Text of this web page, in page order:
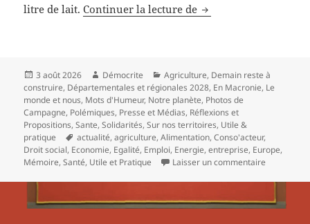
litre de lait.Continuer la lecture de Une année de perte
Publié
le
3 août 2026 Auteur
Démocrite Catégories
Agriculture, Demain reste à
construire, Départementales et régionales 2028, En Macronie, Le
monde et nous, Mots d'Humeur, Notre planète, Photos de
Campagne, Polémiques, Presse et Médias, Réflexions et
Propositions,Sante,Solidarités,Sur nos territoires, Utile &
pratique
Mots-
clés
actualité,agriculture,Alimentation,Conso'acteur,
Droit social, Economie, Egalité, Emploi, Energie,entreprise, Europe,
Mémoire,Santé, Utile et Pratique Laisser un commentaire